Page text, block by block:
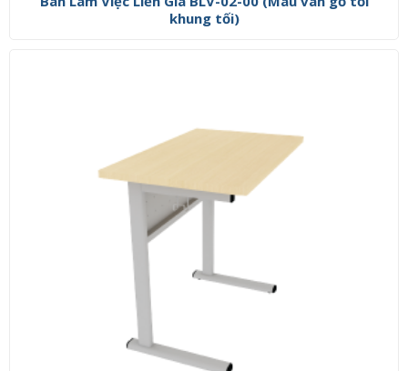
khung tối)